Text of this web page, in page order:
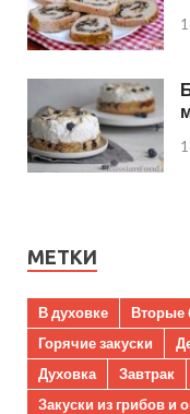
МЕТКИ
В духовке Вторые
Горячие закуски
Духовка
Завтрак
Закуски из грибов и